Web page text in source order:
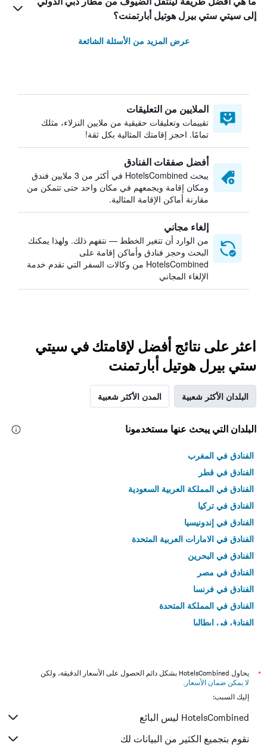
إلى سيتي ستي بيرل هوتيل أبارتمنت؟
عرض المزيد من الأسئلة الشائعة
الملايين من التعليقات
تقييمات وتعليقات حقيقية من ملايين النزلاء، مثلك
تمامًا. احجز إقامتك المثالية بكل ثقة!
أفضل صفقات الفنادق
يبحث HotelsCombined في أكثر من 3 ملايين فندق
ومكان إقامة ويجمعهم في مكان واحد حتى تتمكن من
مقارنة أماكن الإقامة المثالية.
إلغاء مجاني
من الوارد أن تتغير الخطط — نتفهم ذلك. ولهذا يمكنك
البحث وحجز فنادق وأماكن إقامة على
HotelsCombined من وكالات السفر التي تقدم خدمة
الإلغاء المجاني
اعثر على نتائج أفضل لإقامتك في سيتي
ستي بيرل هوتيل أبارتمنت
البلدان الأكثر شعبية المدن الأكثر شعبية
البلدان التي يبحث عنها مستخدمونا
الفنادق في المغرب
الفنادق في قطر
الفنادق في المملكة العربية السعودية
الفنادق في تركيا
الفنادق في إندونيسيا
الفنادق في الامارات العربية المتحدة
الفنادق في البحرين
الفنادق في مصر
الفنادق في فرنسا
الفنادق في المملكة المتحدة
الفنادق في إيطاليا
*
يحاول HotelsCombined بشكل دائم الحصول على الأسعار الدقيقة، ولكن
لا يمكن ضمان الأسعار .
إليك السبب:
HotelsCombined ليس البائع
نقوم بتجميع الكثير من البيانات لك